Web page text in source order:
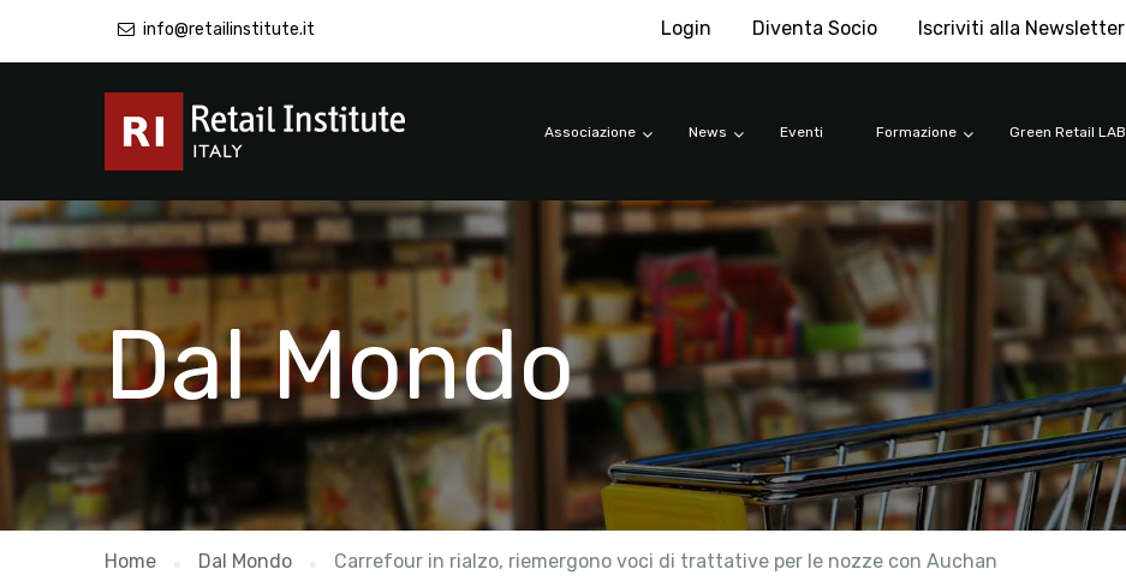
info@retailinstitute.it Login Diventa Socio Iscriviti alla Newsletter
Associazione News Eventi Formazione Green Retail LAB
Dal Mondo
Home Dal Mondo Carrefour in rialzo, riemergono voci di trattative per le nozze con Auchan